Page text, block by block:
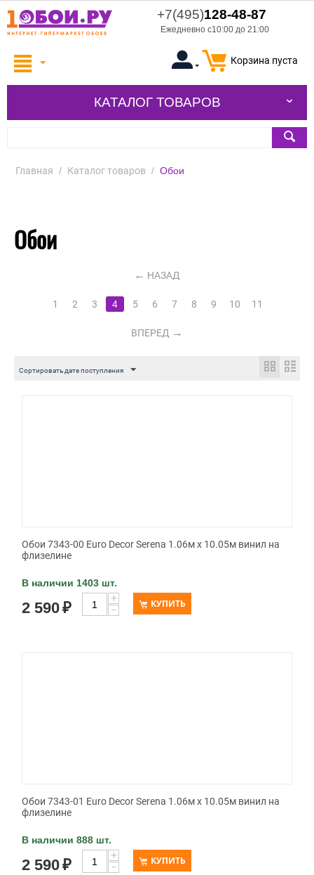
+7(495)128-48-87
Ежедневно с10:00 до 21:00
Корзина пуста
КАТАЛОГ ТОВАРОВ
Главная / Каталог товаров / Обои
Обои
НАЗАД
1 2 3 4 5 6 7 8 9 10 11
ВПЕРЕД
Сортировать дате поступления
Обои 7343-00 Euro Decor Serena 1.06м x 10.05м винил на
флизелине
В наличии 1403 шт.
2 590₽
+
−
КУПИТЬ
Обои 7343-01 Euro Decor Serena 1.06м x 10.05м винил на
флизелине
В наличии 888 шт.
2 590₽
+
−
КУПИТЬ